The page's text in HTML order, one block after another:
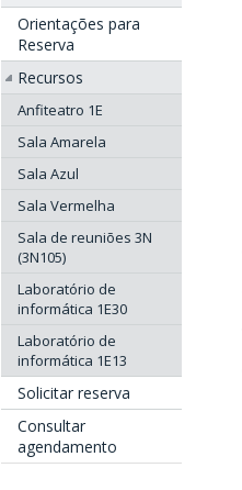
Orientações para
Reserva
Recursos
Anfiteatro 1E
Sala Amarela
Sala Azul
Sala Vermelha
Sala de reuniões 3N
(3N105)
Laboratório de
informática 1E30
Laboratório de
informática 1E13
Solicitar reserva
Consultar
agendamento